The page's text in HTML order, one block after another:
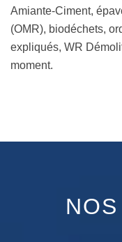
Amiante-Ciment,
(OMR), biodéchets,
expliqués, WR
moment.